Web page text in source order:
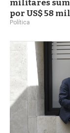
militares
por US$ 58
Política